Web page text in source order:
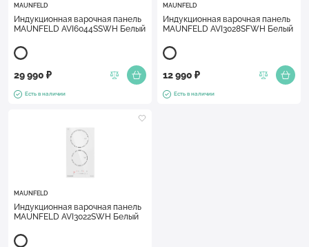
MAUNFELD
Индукционная варочная панель
MAUNFELD AVI6044SSWH Белый
29 990 ₽
Есть в наличии
MAUNFELD
Индукционная варочная панель
MAUNFELD AVI3028SFWH Белый
12 990 ₽
Есть в наличии
MAUNFELD
Индукционная варочная панель
MAUNFELD AVI3022SWH Белый